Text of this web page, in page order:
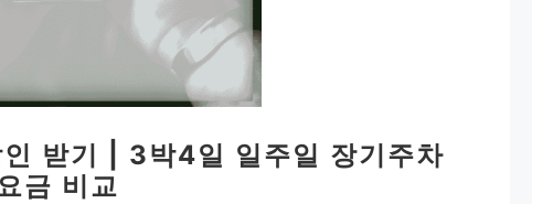
받기 | 3박4일 일주일 장기주차
금 비교